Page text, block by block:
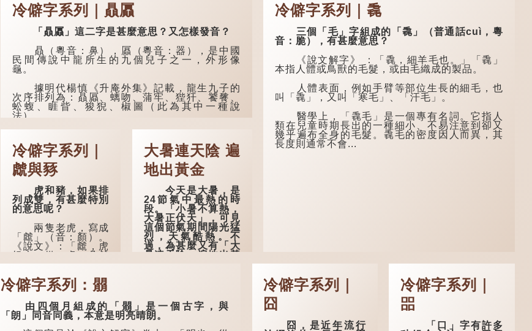
白的老人家，亦含有
思想紊亂的意思；
「耋」更有跌倒的意
思，也是用來形容老
曹操《對酒歌》
就曾寫道：「耄耋皆
草木昆蟲。」
到了一百歲呢？
那麼就可以稱為
禮上》：「百年曰期
頤。」鄭玄註：
「期，猶要也；頤，
養也。不知衣服食
味，孝子要盡養道...
唐朝開元年間，有一
個窮困潦倒的盧姓書
生，在上京赴考的途
中經過一間旅店休
息，碰巧遇到一位呂
姓道士，兩人暢談甚
歡。
言談間，盧姓書
生感慨自己雖貴為讀
書人，但一直未能考
取功名，仍然貧困，
感到十分落泊。於
是，道士拿出一個青
瓷枕頭，讓...
是「不見棺材不下
淚」或「不見親棺不
陵笑笑生所著的《金
瓶梅詞話》第九十八
回。原意是指人未親
眼見到親人棺木，便
不會真正感到悲傷；
後來引申為比喻人執
迷不悟，不到徹底失
敗，便不肯罷休。
許多人對這上半
冷僻字系列｜贔屭
「贔屭」這二字是甚麼意思？又怎樣發音？
贔（粵音：鼻），屭（粵音：器），是中國
民間傳說中龍所生的九個兒子之一，外形像
龜。
據明代楊慎《升庵外集》記載，龍生九子的
次序排列為：贔屭、螭吻、蒲牢、狴犴、饕餮、
蚣蝮、睚眥、狻猊、椒圖（此為其中一種說
法）。
形像龜，因為能負重，多作為碑座，有「碑下龜...
冷僻字系列｜
虤與豩
虎和豬，如果排
列成雙，有甚麼特別
的意思呢？
兩隻老虎，寫成
「虤」（音：顏）。
《說文》：「虤，虎
怒也。從二虎。凡虤
之屬皆從虤。」代表
人詩中亦有「求閑未
得閑，眾誚瞋虤虤」
之句，意思是眾人的
譏諷讓人怒目而視。
大暑連天陰 遍
地出黃金
今天是大暑，是
24節氣中最熱的時
段。「小暑不算熱，
大暑正伏天」，可見
這個節氣期間陽光猛
烈，天氣酷熱。不
過，為甚麼又有「大
暑連天陰，遍地出黃
律。《逸周書·時訓
解》記載：「大暑之
日，腐草化為螢。又
冷僻字系列｜毳
三個「毛」字組成的「毳」（普通話cuì，粵
音：脆），有甚麼意思？
《說文解字》 ：「毳，細羊毛也。」「毳」
本指人體或鳥獸的毛髮，或由毛織成的製品。
人體表面，例如手臂等部位生長的細毛，也
叫「毳」，又叫「寒毛」、「汗毛」。
醫學上，「毳毛」是一個專有名詞。它指人
類在兒童時期長出的一種細小、不易注意到卻又
幾乎遍布全身的毛髮。毳毛的密度因人而異，其
長度則通常不會...
冷僻字系列：朤
由四個月組成的「朤」是一個古字，與
「朗」同音同義，本意是明亮晴朗。
冷僻字系列｜
囧
囧，是近年流行
冷僻字系列｜
㗊
「口」字有許多